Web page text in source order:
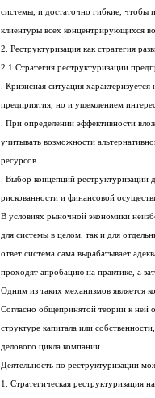
клиентуры всех концентрирующихся
2. Реструктуризация как стратегия
предприятия, но и ущемлением
ресурсов
рискованности и финансовой
проходят апробацию на практике, а
делового цикла компании.
Деятельность по реструктуризации